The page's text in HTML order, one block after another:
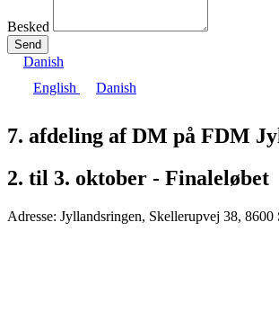
Besked
Send
Danish
English
Danish
7. afdeling af DM på FDM
2. til 3. oktober - Finaleløbet
Adresse: Jyllandsringen, Skellerupvej 38, 8600